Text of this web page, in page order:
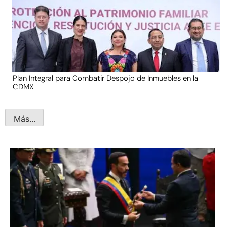
Plan Integral para Combatir Despojo de Inmuebles en la
CDMX
Más...